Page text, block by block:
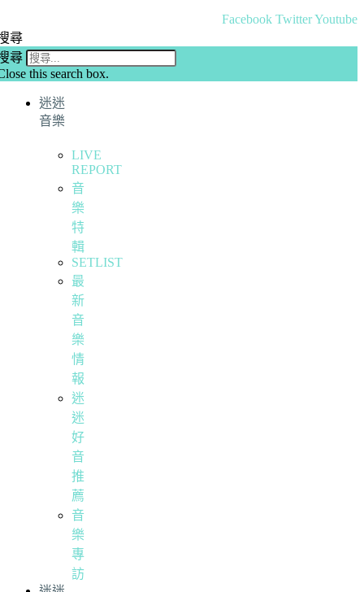
Facebook TwitterYoutube
尋
尋
this search box.
迷迷
音樂
LIVE
REPORT
音
樂
特
輯
SETLIST
最
新
音
樂
情
報
迷
迷
好
音
推
薦
音
樂
專
訪